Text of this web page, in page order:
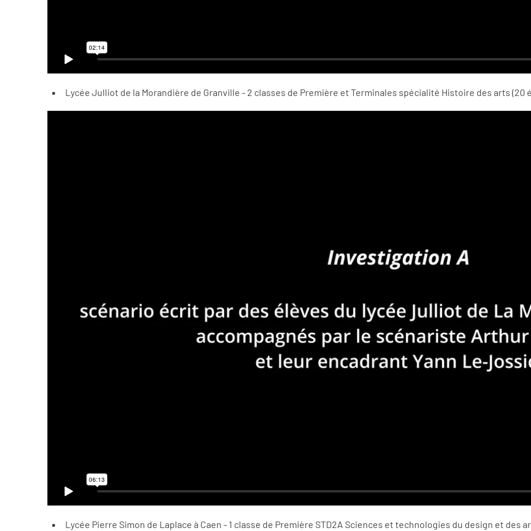
Lycée Julliot de la Morandière de Granville - 2 classes de Première et Terminales spécialité Histoire des arts (20
Lycée Pierre Simon de Laplace à Caen - 1 classe de Première STD2A Sciences et technologies du design et des